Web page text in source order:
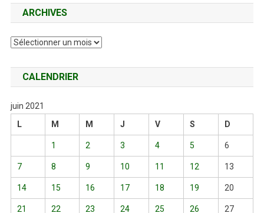
ARCHIVES
Archives
CALENDRIER
juin 2021
L
M M J V S D
1 2 3 4 5 6
7 8 9 10 11 12 13
14 15 16 17 18 19 20
21 22 23 24 25 26 27